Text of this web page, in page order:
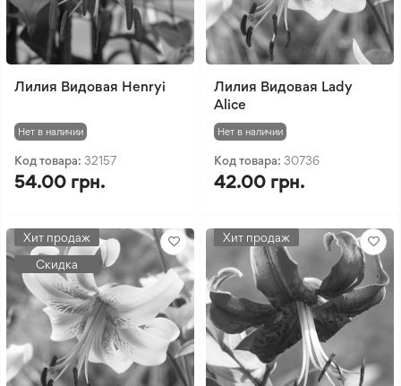
Лилия Видовая Henryi
Нет в наличии
Код товара: 32157
54.00 грн.
Лилия Видовая Lady
Alice
Нет в наличии
Код товара: 30736
42.00 грн.
Хит продаж
Скидка
Хит продаж